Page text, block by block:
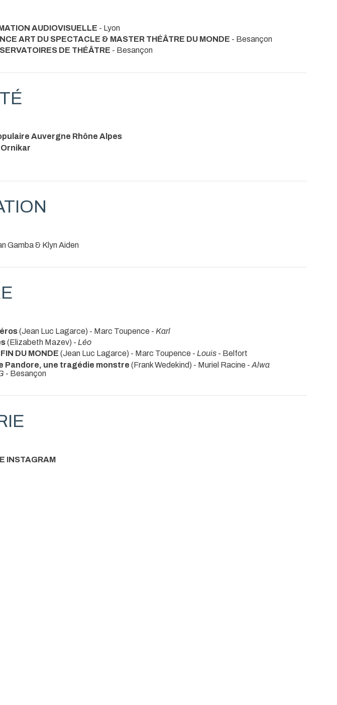
AUDIOVISUELLE - Lyon
ART DU SPECTACLE & MASTER THÉÂTRE DU MONDE - Besançon
DE THÉÂTRE - Besançon
Auvergne Rhône Alpes
Gamba & Klyn Aiden
(Jean Luc Lagarce) - Marc Toupence - Karl
(Elizabeth Mazev) - Léo
DU MONDE (Jean Luc Lagarce) - Marc Toupence - Louis - Belfort
Pandore, une tragédie monstre (Frank Wedekind) - Muriel Racine - Alwa
- Besançon
INSTAGRAM